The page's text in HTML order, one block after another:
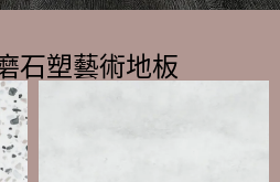
石塑藝術地板